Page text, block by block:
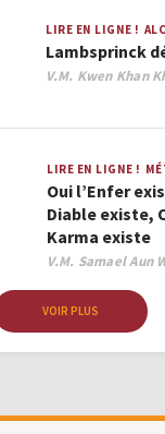
LIRE EN LIGNE !
Lambsprinck
Author
V.M. Kwen Khan
LIRE EN LIGNE !
Oui l’Enfer
Diable existe,
Karma existe
Author
V.M. Samael Aun
VOIR PLUS